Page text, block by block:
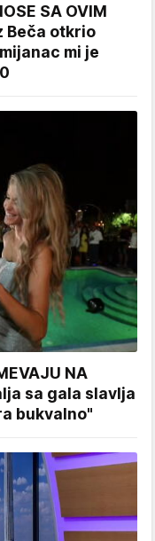
SA OVIM
Beča otkrio
mi je
NA
sa gala slavlja
bukvalno"